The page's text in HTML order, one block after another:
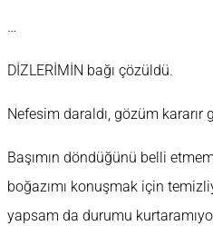
…
DİZLERİMİN bağı çözüldü.
Nefesim daraldı, gözüm kararır
Başımın döndüğünü belli
boğazımı konuşmak için
yapsam da durumu